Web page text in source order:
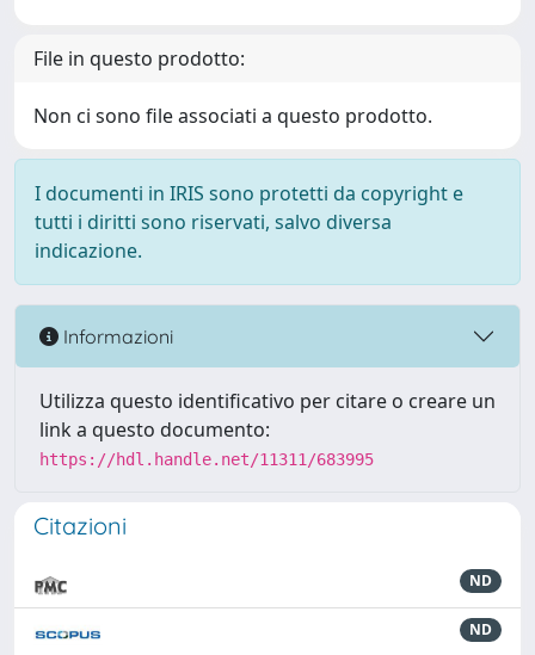
File in questo prodotto:
Non ci sono file associati a questo prodotto.
I documenti in IRIS sono protetti da copyright e
tutti i diritti sono riservati, salvo diversa
indicazione.
Informazioni
Utilizza questo identificativo per citare o creare un
link a questo documento:
https://hdl.handle.net/11311/683995
Citazioni
ND
ND